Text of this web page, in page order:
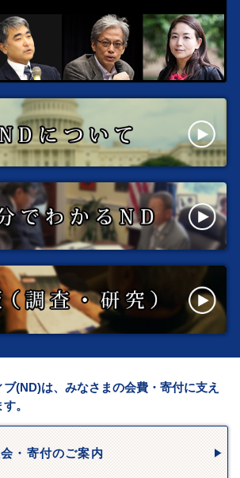
(ND)は、みなさまの会費・寄付に支え
。
会・寄付のご案内